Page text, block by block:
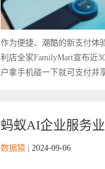
作为便捷、潮酷的新支付体
利店全家FamilyMart宣布近
户拿手机碰一下就可支付并
蚂蚁AI企业服务
数据猿 2024-09-06